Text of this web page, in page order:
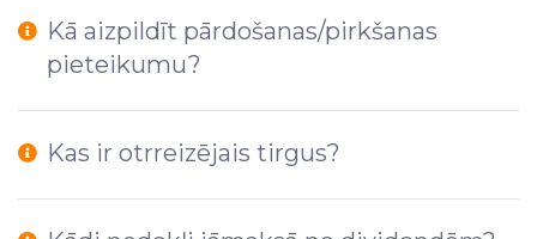
Kā aizpildīt pārdošanas/pirkšanas
pieteikumu?
Kas ir otrreizējais tirgus?